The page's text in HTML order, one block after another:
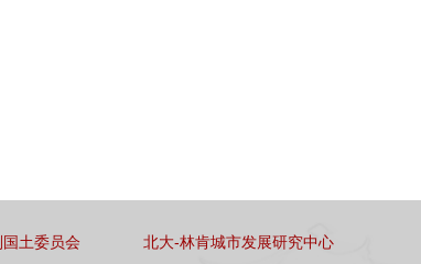
北大-林肯城市发展研究中心
土委员会